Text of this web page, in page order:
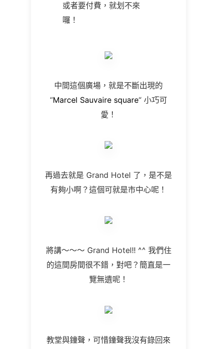
或者要付費，就划不來
囉！
中間這個廣場，就是不斷出現的
“Marcel Sauvaire square“ 小巧可
愛！
再過去就是 Grand Hotel 了，是不是
有夠小啊？這個可就是市中心呢！
將講～～～ Grand Hotel!! ^^ 我們住
的這間房間很不錯，對吧？簡直是一
覽無遺呢！
教堂與鐘聲，可惜鐘聲我沒有錄回來